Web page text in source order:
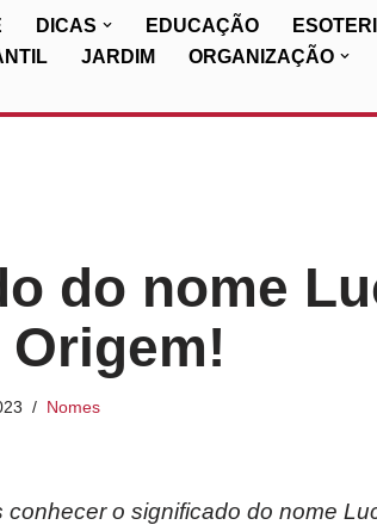
DICAS EDUCAÇÃO
JARDIM ORGANIZAÇÃO
do nome
Nomes
conhecer o significado do nome